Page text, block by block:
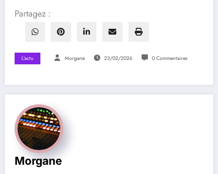
Partagez :
L'actu Morgane 23/02/2026 0 Commentaires
Morgane